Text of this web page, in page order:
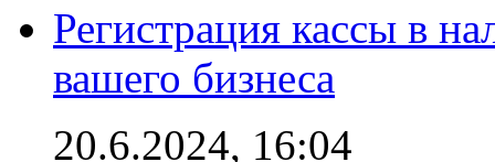
Регистрация кассы в
вашего бизнеса
20.6.2024, 16:04